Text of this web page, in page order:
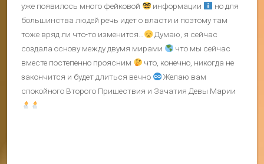
уже появилось много фейковой
информации
но для
большинства людей речь идет о власти и поэтому там
тоже вряд ли что-то изменится…
Думаю, я сейчас
создала основу между двумя мирами
что мы сейчас
вместе постепенно проясним
что, конечно, никогда не
закончится и будет длиться вечно
Желаю вам
спокойного Второго Пришествия и Зачатия Девы Марии